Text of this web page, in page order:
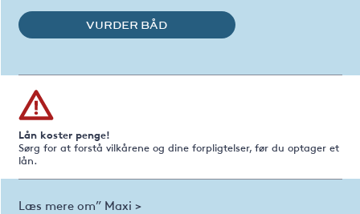
VURDER BÅD
Lån koster penge!
Sørg for at forstå vilkårene og dine forpligtelser, før du optager et
lån.
Læs mere om” Maxi >